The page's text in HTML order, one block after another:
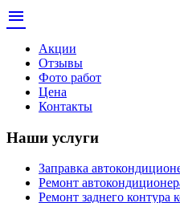
menu
Акции
Отзывы
Фото работ
Цена
Контакты
Наши услуги
Заправка
Ремонт
Ремонт заднего контура